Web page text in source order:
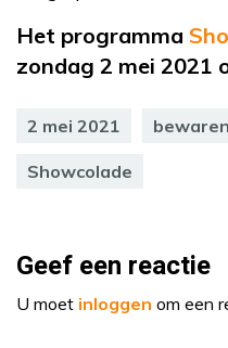
Het programma
zondag 2 mei 2021
2 mei 2021 bewaren
Showcolade
Geef een reactie
U moet inloggen om een